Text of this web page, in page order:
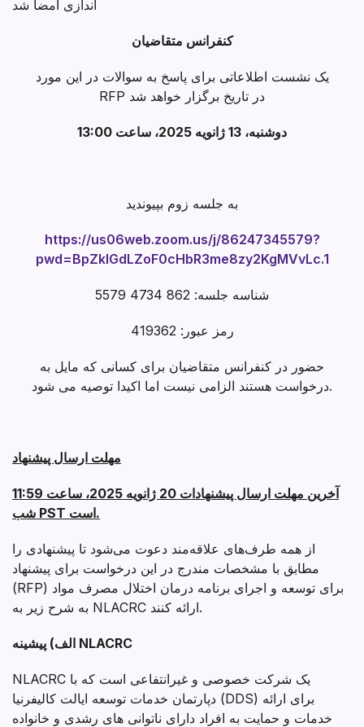
اندازی امضا شد
کنفرانس متقاضیان
یک نشست اطلاعاتی برای پاسخ به سوالات در این مورد
RFP در تاریخ برگزار خواهد شد
دوشنبه، 13 ژانویه 2025، ساعت 13:00
به جلسه زوم بپیوندید
https://us06web.zoom.us/j/86247345579?
pwd=BpZklGdLZoF0cHbR3me8zy2KgMVvLc.1
شناسه جلسه: 862 4734 5579
رمز عبور: 419362
حضور در کنفرانس متقاضیان برای کسانی که مایل به
درخواست هستند الزامی نیست اما اکیدا توصیه می شود.
مهلت ارسال پیشنهاد
آخرین مهلت ارسال پیشنهادات 20 ژانویه 2025، ساعت 11:59
شب PST است.
از همه طرف‌های علاقه‌مند دعوت می‌شود تا پیشنهادی را
مطابق با مشخصات مندرج در این درخواست برای پیشنهاد
(RFP) برای توسعه و اجرای برنامه درمان اختلال مصرف مواد
به شرح زیر به NLACRC ارائه کنند.
الف) پیشینه NLACRC
NLACRC یک شرکت خصوصی و غیرانتفاعی است که با
دپارتمان خدمات توسعه ایالت کالیفرنیا (DDS) برای ارائه
خدمات و حمایت به افراد دارای ناتوانی های رشدی و خانواده